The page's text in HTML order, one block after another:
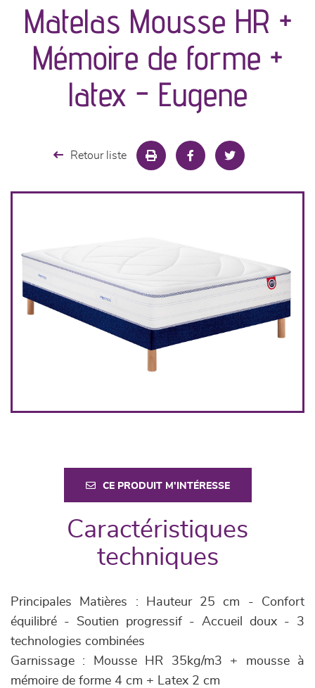
séjours
meubles de complément
chambres et dressing
Matelas Mousse HR +
Mémoire de forme +
latex - Eugene
Retour liste
CE PRODUIT M'INTÉRESSE
Caractéristiques
techniques
Principales Matières : Hauteur 25 cm - Confort
équilibré - Soutien progressif - Accueil doux - 3
technologies combinées
Garnissage : Mousse HR 35kg/m3 + mousse à
mémoire de forme 4 cm + Latex 2 cm